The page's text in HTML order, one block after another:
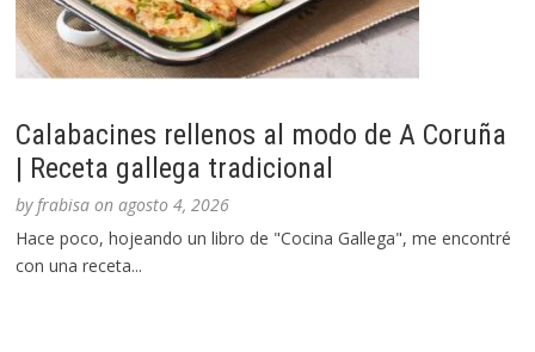
Calabacines rellenos al modo de A Coruña
| Receta gallega tradicional
byfrabisa onagosto 4, 2026
Hace poco, hojeando un libro de "Cocina Gallega", me encontré
con una receta...